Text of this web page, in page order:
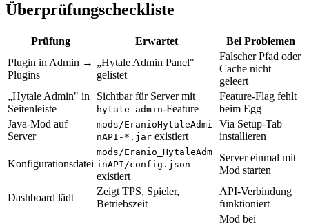
Überprüfungscheckliste
Prüfung Erwartet
Bei Problemen
Plugin in Admin →
Plugins
„Hytale Admin Panel"
gelistet
Falscher Pfad oder
Cache nicht
geleert
„Hytale Admin" in
Seitenleiste
Sichtbar für Server mit
hytale-admin-Feature
Feature-Flag fehlt
beim Egg
Java-Mod auf
Server
mods/EranioHytaleAdmi
nAPI-*.jar existiert
Via Setup-Tab
installieren
Konfigurationsdatei
mods/Eranio_HytaleAdm
inAPI/config.json
existiert
Server einmal mit
Mod starten
Dashboard lädt
Zeigt TPS, Spieler,
Betriebszeit
API-Verbindung
funktioniert
Mod bei